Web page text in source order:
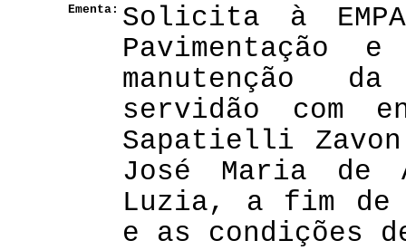
Ementa: Solicita à
Pavimentação
manutenção
servidão com
Sapatielli Zavon
José Maria de
Luzia, a fim de
e as condições